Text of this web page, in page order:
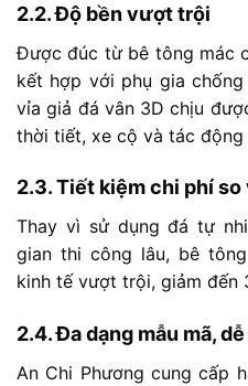
2.2.Độ bềnvượttrội
Đượcđúc từ bê tông mác
kết hợp với phụ giachống
vỉagiả đá vân 3Dchịu
thời tiết, xe cộ và tác động
2.3.Tiết kiệmchi phíso
Thay vì sử dụngđátự
gianthicông lâu, bêtông
kinh tế vượt trội, giảm đến
2.4.Đadạng mẫu mã,dễ
An Chi Phương cungcấp